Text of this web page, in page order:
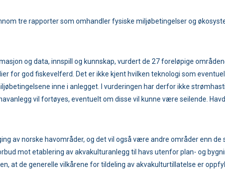
tre rapporter som omhandler fysiske miljøbetingelser og
og data, innspill og kunnskap, vurdert de 27 foreløpige
for god fiskevelferd. Det er ikke kjent hvilken teknologi som
inne i anlegget. I vurderingen har derfor ikke
vil fortøyes, eventuelt om disse vil kunne være seilende.
av norske havområder, og det vil også være andre områder enn
mot etablering av akvakulturanlegg til havs utenfor plan- og
at de generelle vilkårene for tildeling av akvakulturtillatelse er